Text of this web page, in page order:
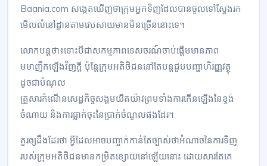
Baania.com សង្កេតឃើញថាក្រុមអ្នកទិញដែលបានចូលទៅស្វែងរក
មើលលំនៅដ្ឋានតាមវេបសាយមានមិនច្រើននោះទេ។
លោកបន្តថា៖ទោះបីជាសកម្មភាពទេសចរណ៍ចាប់ផ្តើមមានភាព
មមាញឹកឡើងវិញក្តី ប៉ុន្តែក្រុមអតិថិជននៅតែបន្តជួបបញ្ហាហិរញ្ញវត្ថុ
ដូចជាបំណុល
គ្រួសារកំណើនសេដ្ឋកិច្ចសង្គមយឺតយ៉ាវព្រមទាំងការកើនឡើងនៃខ្ទង់
ចំណាយ និងការធ្លាក់ចុះនៃប្រាក់ចំណូលផងដែរ។
គួរឲ្យដឹងដែរថា អ្វីដែលអាចបញ្ចាក់កាន់តែច្បាស់ថាអំណាចនៃការទិញ
របស់ក្រុមអតិថិជនមានកម្រិតខ្សោយនៅឡើយនោះ ដោយសារតែគេ